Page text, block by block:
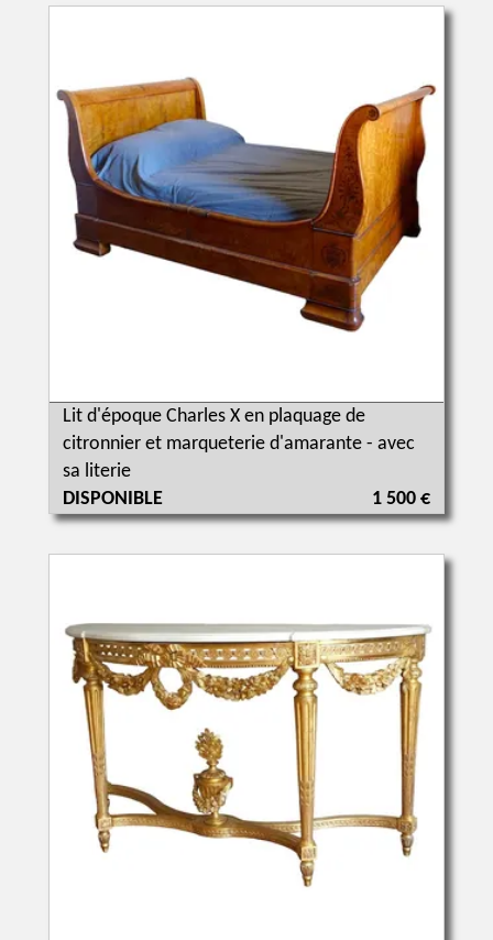
Lit d'époque Charles X en plaquage de
citronnier et marqueterie d'amarante - avec
sa literie
DISPONIBLE
1 500 €